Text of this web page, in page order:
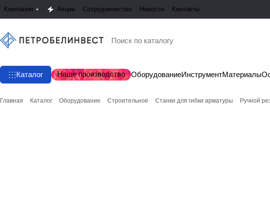
Компания Акции Сотрудничество Новости Контакты
Каталог Наше производство ОборудованиеИнструментМатериалы
Главная Каталог Оборудование Строительное Станки для гибки арматуры Ручной